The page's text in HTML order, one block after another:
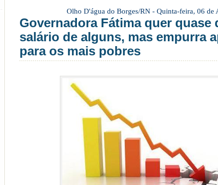
Olho D'água do Borges/RN - Quinta-feira, 06 de
Governadora Fátima quer quase
salário de alguns, mas empurra
para os mais pobres